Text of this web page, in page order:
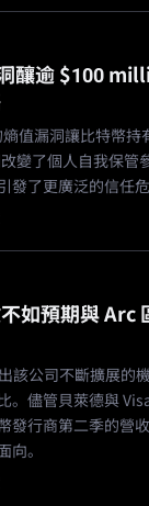
釀逾 $100
值漏洞讓比特幣持
變了個人自我保管
發了更廣泛的信任危
如預期與 Arc
該公司不斷擴展的
。儘管貝萊德與
發行商第二季的營
向。